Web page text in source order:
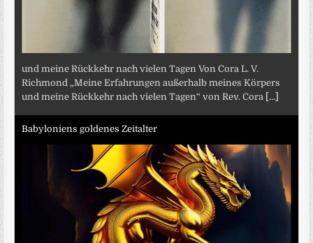
und meine Rückkehr nach vielen Tagen Von Cora L. V.
Richmond „Meine Erfahrungen außerhalb meines Körpers
und meine Rückkehr nach vielen Tagen“ von Rev. Cora [...]
Babyloniens goldenes Zeitalter